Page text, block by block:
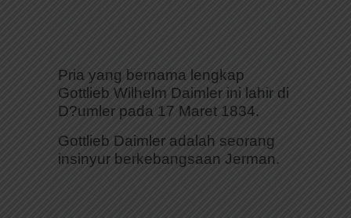
Pria yang bernama lengkap
Gottlieb Wilhelm Daimler ini lahir di
D?umler pada 17 Maret 1834.
Gottlieb Daimler adalah seorang
insinyur berkebangsaan Jerman.